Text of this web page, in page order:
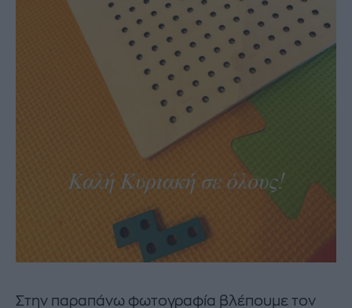
Στην παραπάνω φωτογραφία βλέπουμε τον